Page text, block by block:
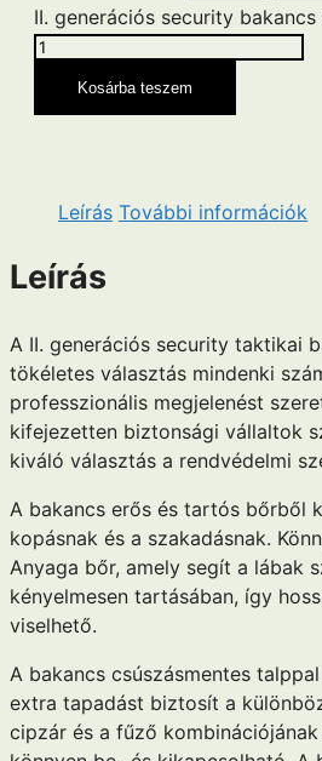
II. generációs security
Kosárba teszem
Leírás További információk
Leírás
A II. generációs security taktikai
tökéletes választás mindenki
professzionális megjelenést
kifejezetten biztonsági vállaltok
kiváló választás a rendvédelmi
A bakancs erős és tartós bőrből
kopásnak és a szakadásnak.
Anyaga bőr, amely segít a lábak
kényelmesen tartásában, így
viselhető.
A bakancs csúszásmentes
extra tapadást biztosít a
cipzár és a fűző